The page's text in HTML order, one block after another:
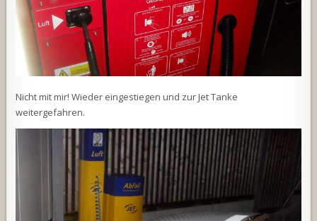
Nicht mit mir! Wieder eingestiegen und zur Jet Tanke
weitergefahren.